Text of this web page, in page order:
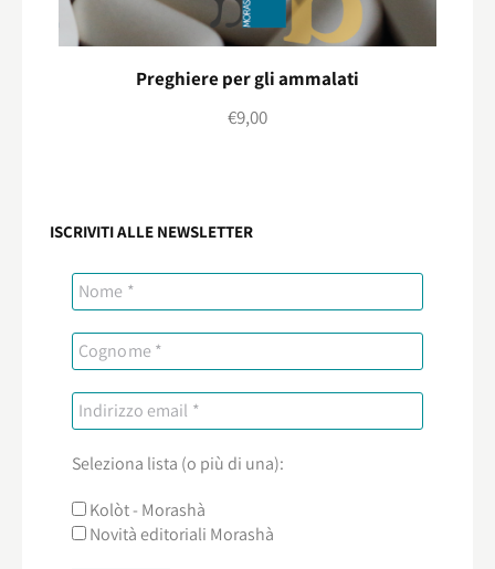
Preghiere per gli ammalati
€9,00
ISCRIVITI ALLE NEWSLETTER
Seleziona lista (o più di una):
Kolòt - Morashà
Novità editoriali Morashà